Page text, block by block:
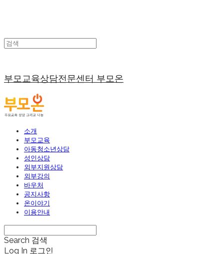
부모교육상담전문센터 부모온
소개
부모교육
아동청소년상담
성인상담
외부지원상담
외부강의
바우처
공지사항
온이야기
이용안내
Search 검색
Log In 로그인